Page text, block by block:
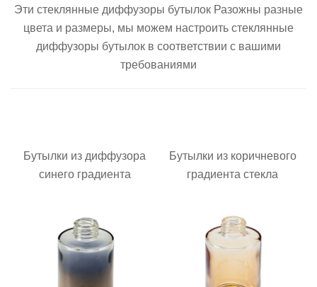
Эти стеклянные диффузоры бутылок Разожны разные
цвета и размеры, мы можем настроить стеклянные
диффузоры бутылок в соответствии с вашими
требованиями
Бутылки из диффузора
синего градиента
Бутылки из коричневого
градиента стекла